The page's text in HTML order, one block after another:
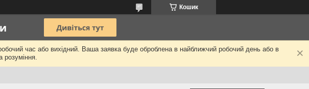
Кошик
час або вихідний. Ваша заявка буде оброблена в найближчий робочий день або в
розуміння.